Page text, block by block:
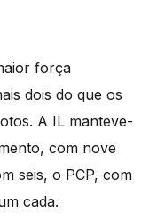
força
dois do que os
A IL manteve-
com nove
seis, o PCP, com
cada.